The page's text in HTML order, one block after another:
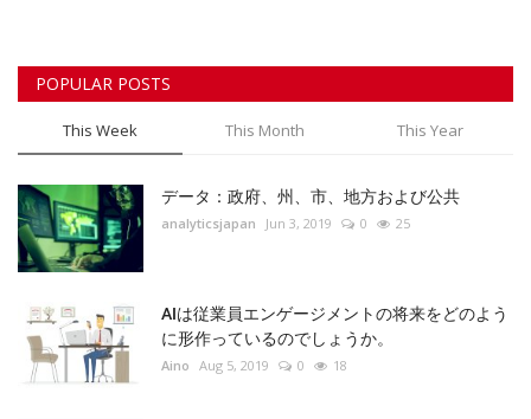
POPULAR POSTS
This Week This Month This Year
データ：政府、州、市、地方および公共
analyticsjapan Jun 3, 2019 0 25
AIは従業員エンゲージメントの将来をどのよう
に形作っているのでしょうか。
Aino Aug 5, 2019 0 18